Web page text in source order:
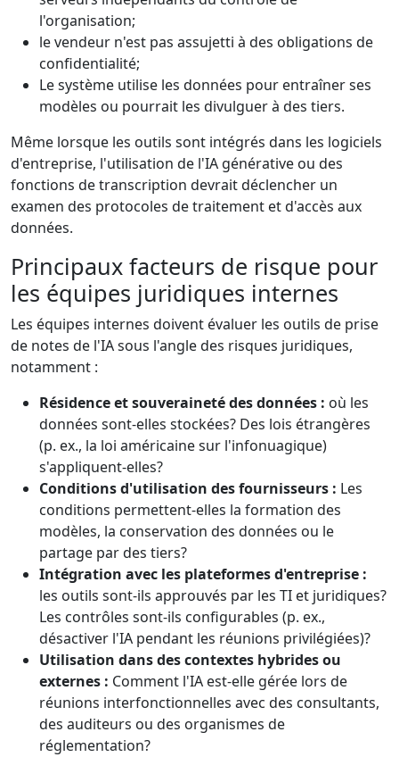
l'organisation;
le vendeur n'est pas assujetti à des obligations de
confidentialité;
Le système utilise les données pour entraîner ses
modèles ou pourrait les divulguer à des tiers.
Même lorsque les outils sont intégrés dans les logiciels
d'entreprise, l'utilisation de l'IA générative ou des
fonctions de transcription devrait déclencher un
examen des protocoles de traitement et d'accès aux
données.
Principaux facteurs de risque pour
les équipes juridiques internes
Les équipes internes doivent évaluer les outils de prise
de notes de l'IA sous l'angle des risques juridiques,
notamment :
Résidence et souveraineté des données : où les
données sont-elles stockées? Des lois étrangères
(p. ex., la loi américaine sur l'infonuagique)
s'appliquent-elles?
Conditions d'utilisation des fournisseurs : Les
conditions permettent-elles la formation des
modèles, la conservation des données ou le
partage par des tiers?
Intégration avec les plateformes d'entreprise :
les outils sont-ils approuvés par les TI et juridiques?
Les contrôles sont-ils configurables (p. ex.,
désactiver l'IA pendant les réunions privilégiées)?
Utilisation dans des contextes hybrides ou
externes : Comment l'IA est-elle gérée lors de
réunions interfonctionnelles avec des consultants,
des auditeurs ou des organismes de
réglementation?